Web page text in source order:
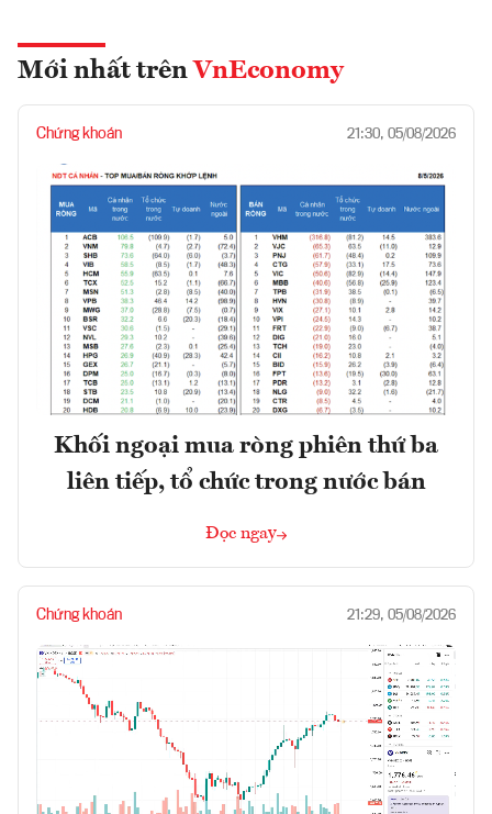
Mới nhất trên VnEconomy
Chứng khoán 21:30, 05/08/2026
Khối ngoại mua ròng phiên thứ ba
liên tiếp, tổ chức trong nước bán
Đọc ngay
Chứng khoán 21:29, 05/08/2026